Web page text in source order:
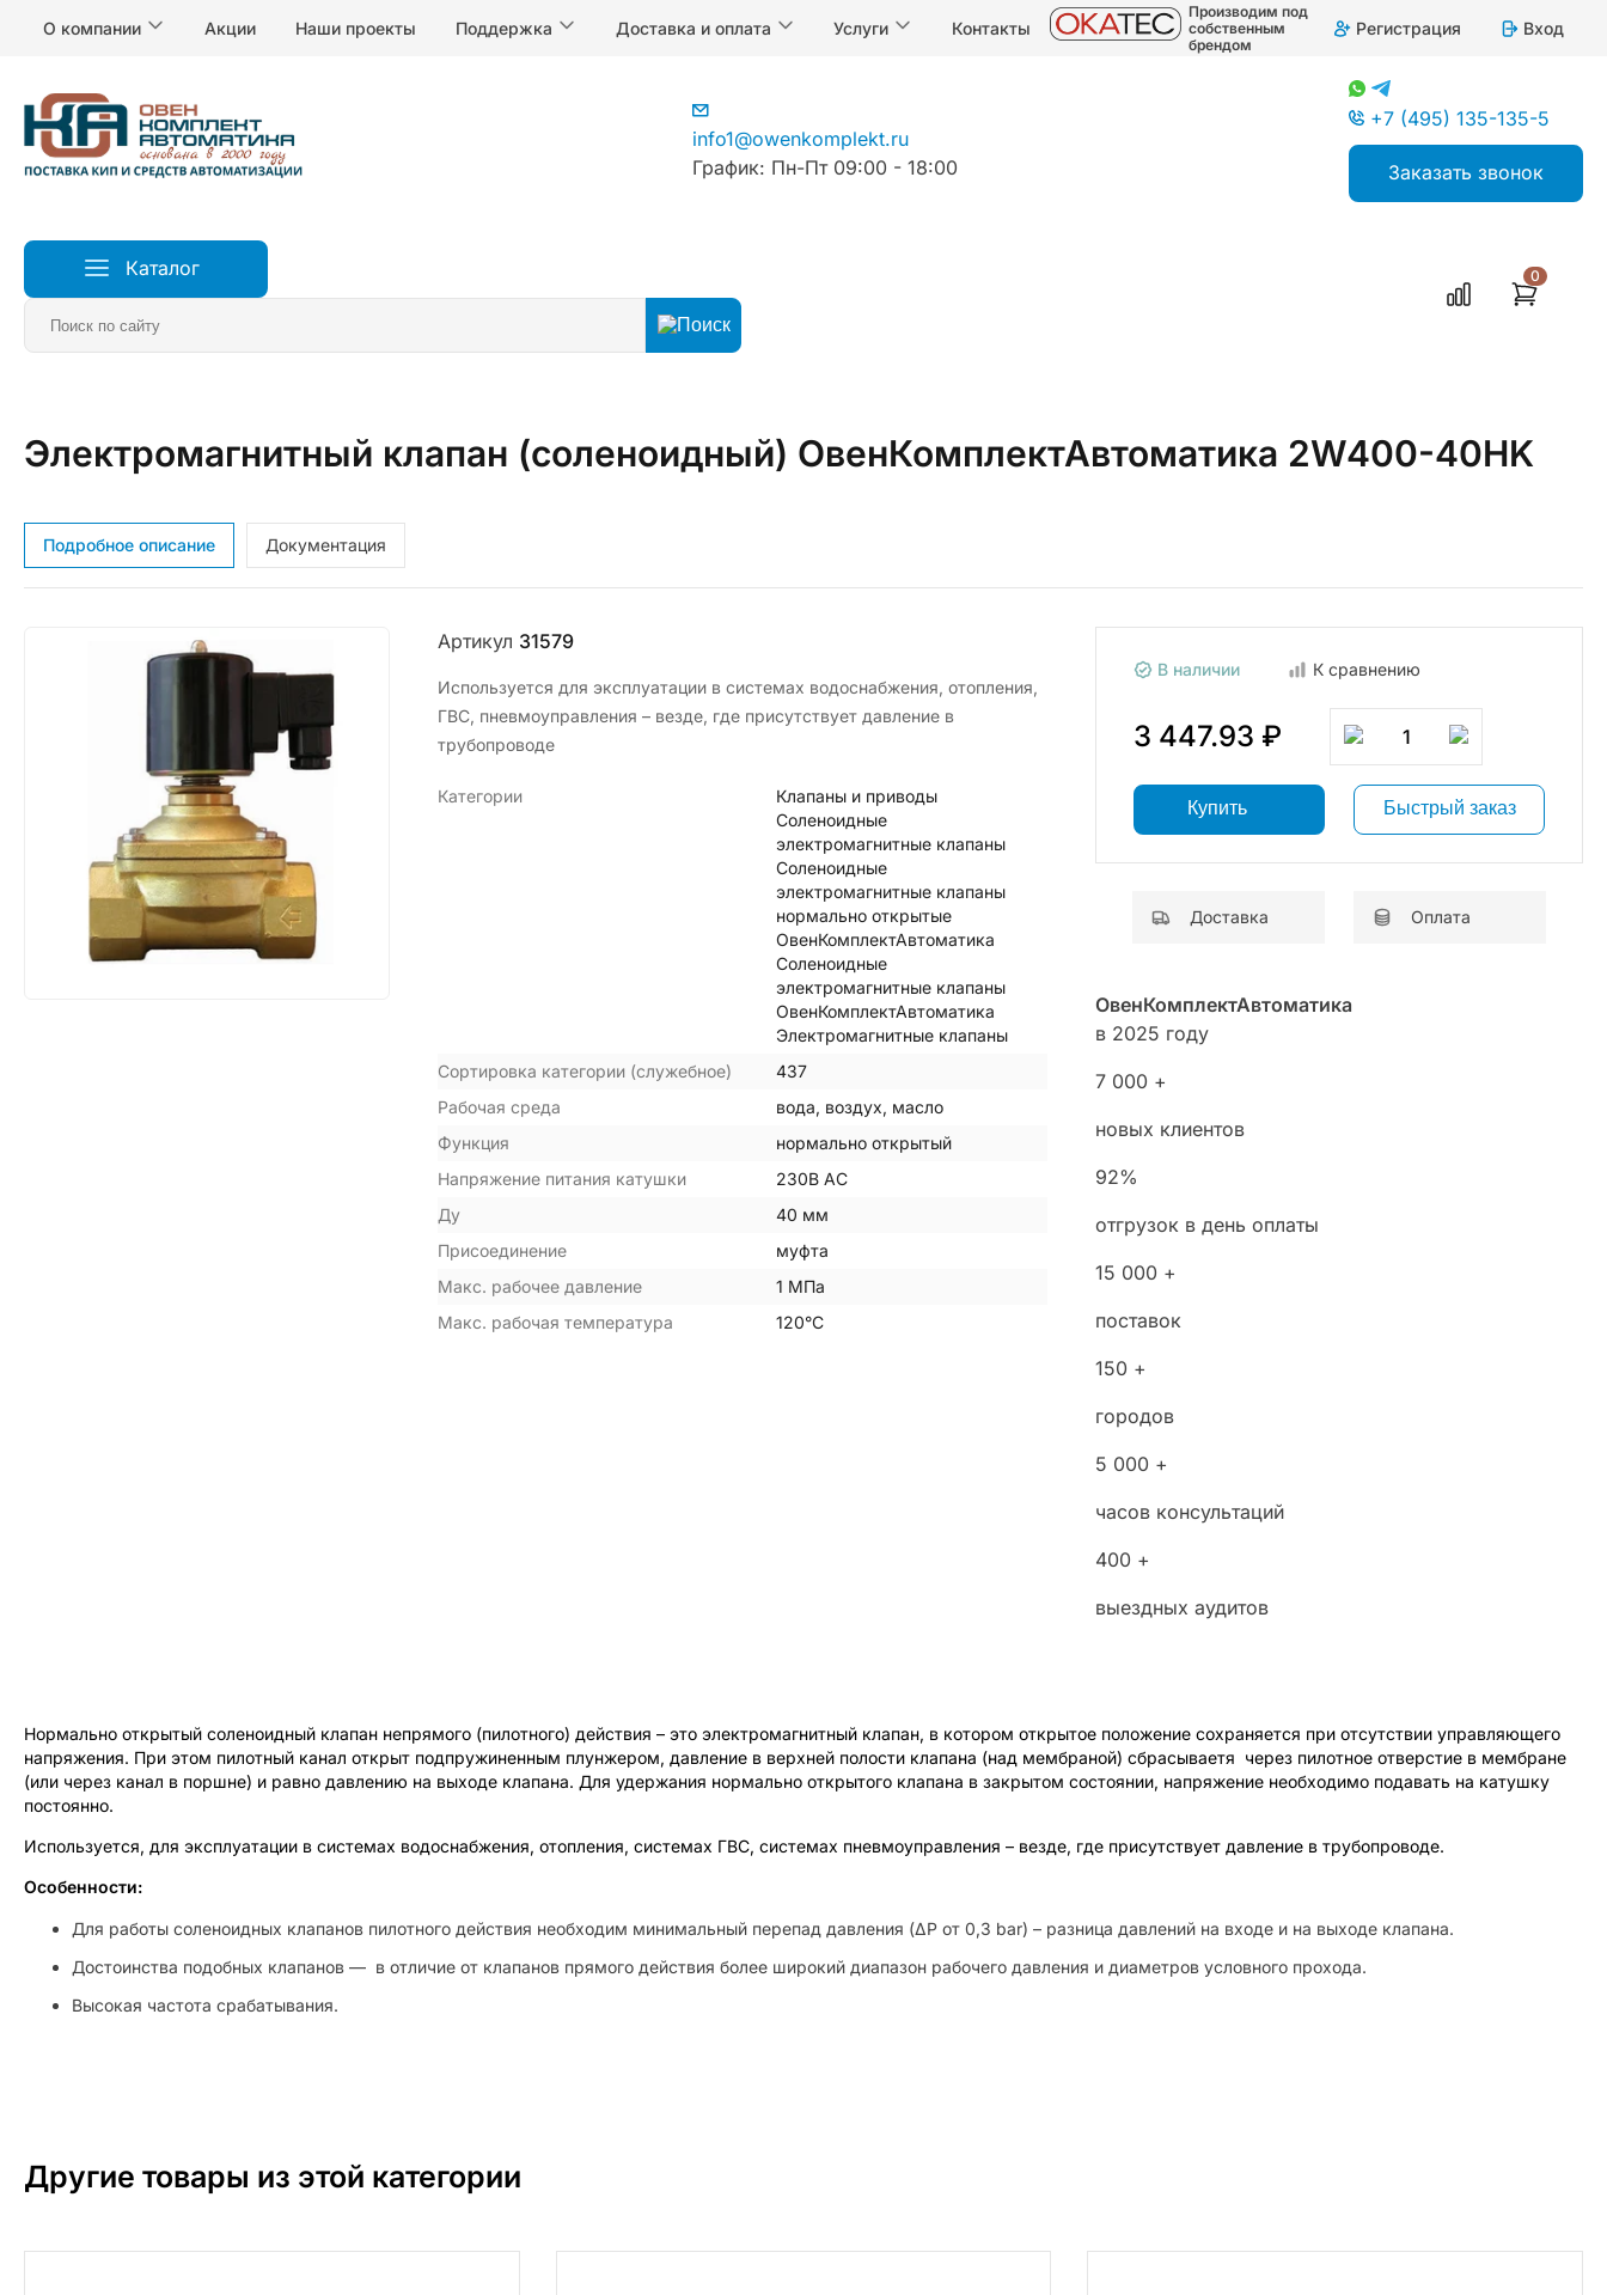
О компании Акции Наши проекты Поддержка Доставка и оплата Услуги Контакты
Производим под
собственным
брендом
Регистрация Вход
info1@owenkomplekt.ru
График: Пн-Пт 09:00 - 18:00
+7 (495) 135-135-5
Заказать звонок
Каталог 0
Главная Клапаны и приводы
Электромагнитный клапан (соленоидный) ОвенКомплектАвтоматика 2W400-40HK
Подробное описание Документация
Артикул 31579
Используется для эксплуатации в системах водоснабжения, отопления,
ГВС, пневмоуправления – везде, где присутствует давление в
трубопроводе
Категории
Клапаны и приводы
Соленоидные
электромагнитные клапаны
Соленоидные
электромагнитные клапаны
нормально открытые
ОвенКомплектАвтоматика
Соленоидные
электромагнитные клапаны
ОвенКомплектАвтоматика
Электромагнитные клапаны
Сортировка категории (служебное)
437
Рабочая среда
вода, воздух, масло
Функция
нормально открытый
Напряжение питания катушки
230В АС
Ду
40 мм
Присоединение
муфта
Макс. рабочее давление
1 МПа
Макс. рабочая температура
120°С
В наличии К сравнению
3 447.93 ₽ 1
Купить Быстрый заказ
Доставка Оплата
ОвенКомплектАвтоматика
в 2025 году
7 000 +
новых клиентов
92%
отгрузок в день оплаты
15 000 +
поставок
150 +
городов
5 000 +
часов консультаций
400 +
выездных аудитов
Нормально открытый соленоидный клапан непрямого (пилотного) действия – это электромагнитный клапан, в котором открытое положение сохраняется при отсутствии управляющего
напряжения. При этом пилотный канал открыт подпружиненным плунжером, давление в верхней полости клапана (над мембраной) сбрасываетя через пилотное отверстие в мембране
(или через канал в поршне) и равно давлению на выходе клапана. Для удержания нормально открытого клапана в закрытом состоянии, напряжение необходимо подавать на катушку
постоянно.
Используется, для эксплуатации в системах водоснабжения, отопления, системах ГВС, системах пневмоуправления – везде, где присутствует давление в трубопроводе.
Особенности:
Для работы соленоидных клапанов пилотного действия необходим минимальный перепад давления (ΔP от 0,3 bar) – разница давлений на входе и на выходе клапана.
Достоинства подобных клапанов — в отличие от клапанов прямого действия более широкий диапазон рабочего давления и диаметров условного прохода.
Высокая частота срабатывания.
Другие товары из этой категории